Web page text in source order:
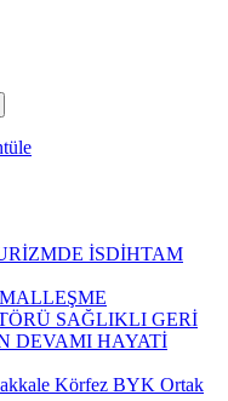
İSDİHTAM
SAĞLIKLI GERİ
DEVAMI HAYATİ
Körfez BYK Ortak